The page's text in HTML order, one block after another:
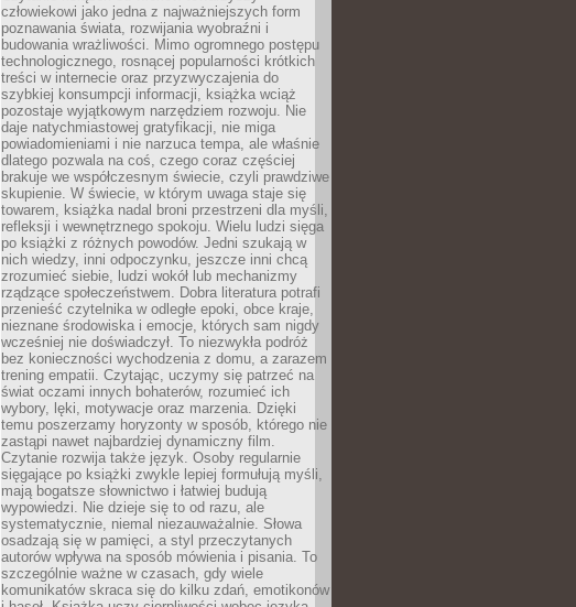
człowiekowi jako jedna z najważniejszych form
poznawania świata, rozwijania wyobraźni i
budowania wrażliwości. Mimo ogromnego postępu
technologicznego, rosnącej popularności krótkich
treści w internecie oraz przyzwyczajenia do
szybkiej konsumpcji informacji, książka wciąż
pozostaje wyjątkowym narzędziem rozwoju. Nie
daje natychmiastowej gratyfikacji, nie miga
powiadomieniami i nie narzuca tempa, ale właśnie
dlatego pozwala na coś, czego coraz częściej
brakuje we współczesnym świecie, czyli prawdziwe
skupienie. W świecie, w którym uwaga staje się
towarem, książka nadal broni przestrzeni dla myśli,
refleksji i wewnętrznego spokoju. Wielu ludzi sięga
po książki z różnych powodów. Jedni szukają w
nich wiedzy, inni odpoczynku, jeszcze inni chcą
zrozumieć siebie, ludzi wokół lub mechanizmy
rządzące społeczeństwem. Dobra literatura potrafi
przenieść czytelnika w odległe epoki, obce kraje,
nieznane środowiska i emocje, których sam nigdy
wcześniej nie doświadczył. To niezwykła podróż
bez konieczności wychodzenia z domu, a zarazem
trening empatii. Czytając, uczymy się patrzeć na
świat oczami innych bohaterów, rozumieć ich
wybory, lęki, motywacje oraz marzenia. Dzięki
temu poszerzamy horyzonty w sposób, którego nie
zastąpi nawet najbardziej dynamiczny film.
Czytanie rozwija także język. Osoby regularnie
sięgające po książki zwykle lepiej formułują myśli,
mają bogatsze słownictwo i łatwiej budują
wypowiedzi. Nie dzieje się to od razu, ale
systematycznie, niemal niezauważalnie. Słowa
osadzają się w pamięci, a styl przeczytanych
autorów wpływa na sposób mówienia i pisania. To
szczególnie ważne w czasach, gdy wiele
komunikatów skraca się do kilku zdań, emotikonów